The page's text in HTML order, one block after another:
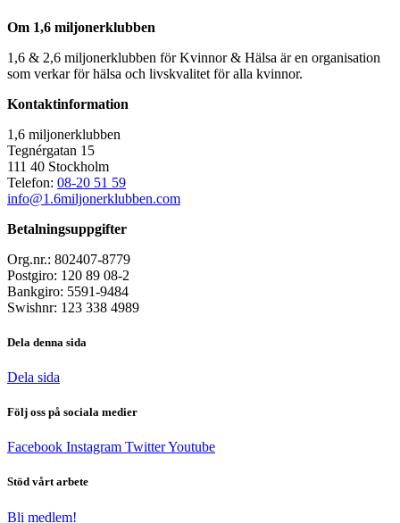
Om 1,6 miljonerklubben
1,6 & 2,6 miljonerklubben för Kvinnor & Hälsa är en organisation
som verkar för hälsa och livskvalitet för alla kvinnor.
Kontaktinformation
1,6 miljonerklubben
Tegnérgatan 15
111 40 Stockholm
Telefon: 08-20 51 59
info@1.6miljonerklubben.com
Betalningsuppgifter
Org.nr.: 802407-8779
Postgiro: 120 89 08-2
Bankgiro: 5591-9484
Swishnr: 123 338 4989
Dela denna sida
Dela sida
Följ oss på sociala medier
Facebook Instagram TwitterYoutube
Stöd vårt arbete
Bli medlem!